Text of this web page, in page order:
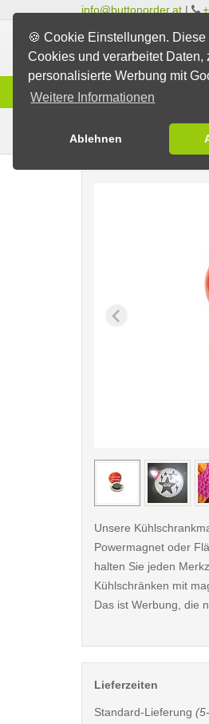
🍪 Cookie Einstellungen. Diese
Cookies und verarbeitet Daten,
personalisierte Werbung mit
Weitere Informationen
Ablehnen
info@buttonorder.at |
Infos
Buttons erstellen
< /picture>
Unsere
Powermagnet oder
halten Sie jeden
Kühlschränken mit
Das ist Werbung, die
Lieferzeiten
Standard-Lieferung